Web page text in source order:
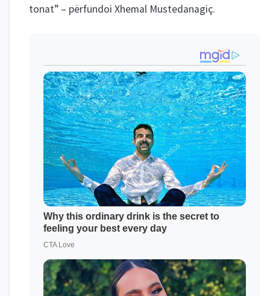
tonat” – përfundoi Xhemal Mustedanagiç.